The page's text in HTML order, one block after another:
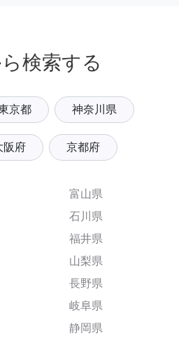
検索する
京都 神奈川県
阪府 京都府
富山県
石川県
福井県
山梨県
長野県
岐阜県
静岡県